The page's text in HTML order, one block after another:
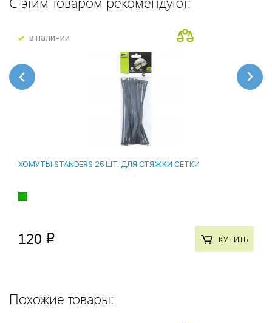
в наличии
ХОМУТЫ STANDERS 25 ШТ. ДЛЯ СТЯЖКИ СЕТКИ
120 p КУПИТЬ
Похожие товары: